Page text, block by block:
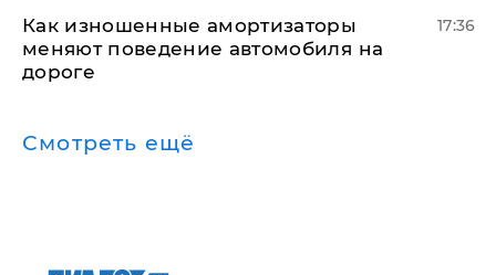
Как изношенные амортизаторы
меняют поведение автомобиля на
дороге
17:36
Смотреть ещё